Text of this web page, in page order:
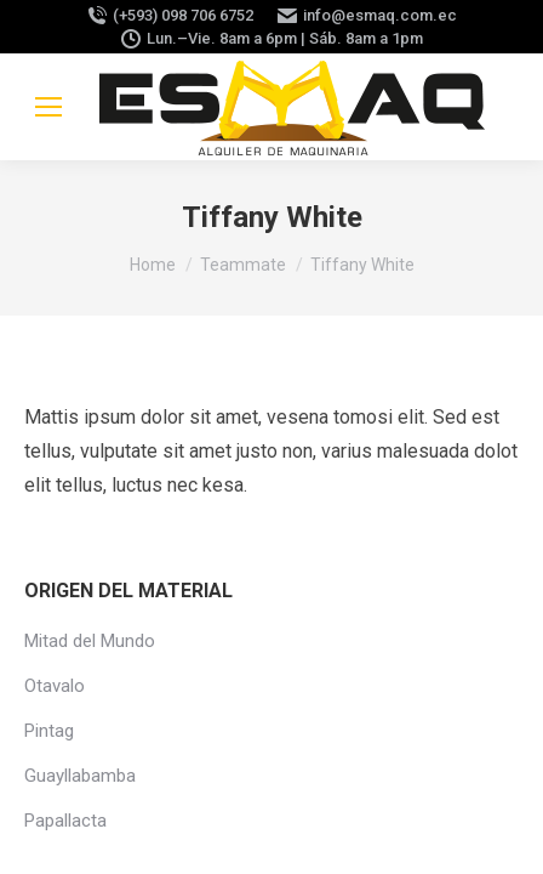
(+593) 098 706 6752
info@esmaq.com.ec
Lun.–Vie. 8am a 6pm | Sáb. 8am a 1pm
Tiffany White
You are here:
Home Teammate Tiffany White
Mattis ipsum dolor sit amet, vesena tomosi elit. Sed est
tellus, vulputate sit amet justo non, varius malesuada dolot
elit tellus, luctus nec kesa.
ORIGEN DEL MATERIAL
Mitad del Mundo
Otavalo
Pintag
Guayllabamba
Papallacta